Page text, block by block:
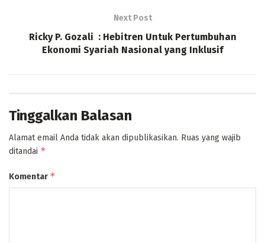
Next Post
Ricky P. Gozali : Hebitren Untuk Pertumbuhan
Ekonomi Syariah Nasional yang Inklusif
Tinggalkan Balasan
Alamat email Anda tidak akan dipublikasikan. Ruas yang wajib
ditandai *
Komentar *